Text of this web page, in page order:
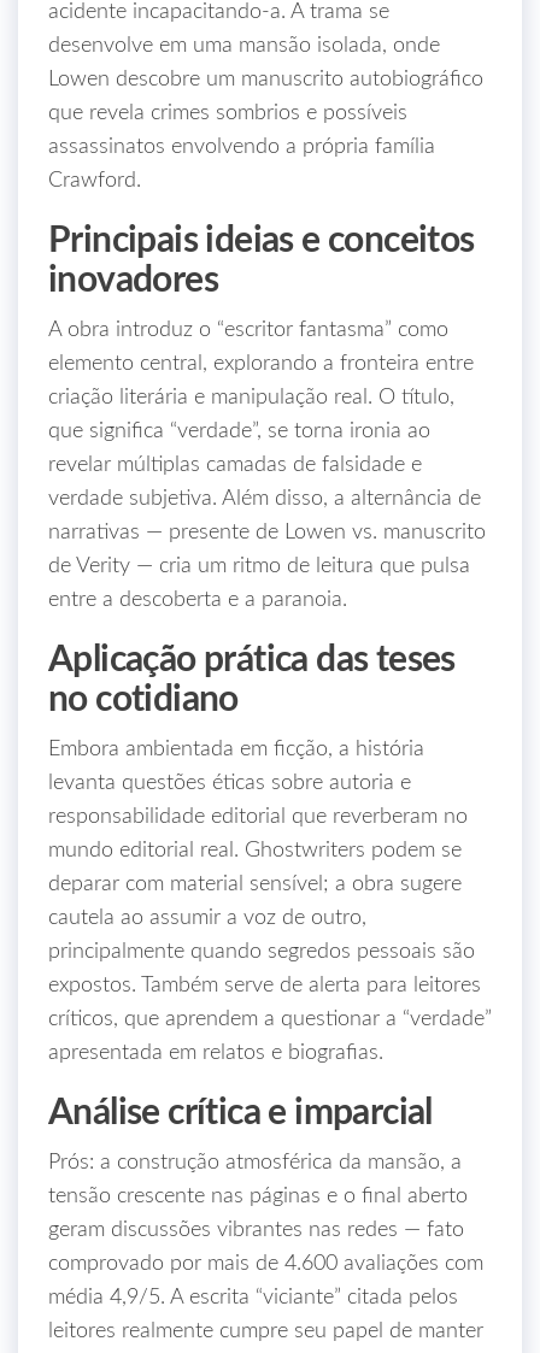
acidente incapacitando-a. A trama se
desenvolve em uma mansão isolada, onde
Lowen descobre um manuscrito autobiográfico
que revela crimes sombrios e possíveis
assassinatos envolvendo a própria família
Crawford.
Principais ideias e conceitos
inovadores
A obra introduz o “escritor fantasma” como
elemento central, explorando a fronteira entre
criação literária e manipulação real. O título,
que significa “verdade”, se torna ironia ao
revelar múltiplas camadas de falsidade e
verdade subjetiva. Além disso, a alternância de
narrativas — presente de Lowen vs. manuscrito
de Verity — cria um ritmo de leitura que pulsa
entre a descoberta e a paranoia.
Aplicação prática das teses
no cotidiano
Embora ambientada em ficção, a história
levanta questões éticas sobre autoria e
responsabilidade editorial que reverberam no
mundo editorial real. Ghostwriters podem se
deparar com material sensível; a obra sugere
cautela ao assumir a voz de outro,
principalmente quando segredos pessoais são
expostos. Também serve de alerta para leitores
críticos, que aprendem a questionar a “verdade”
apresentada em relatos e biografias.
Análise crítica e imparcial
Prós: a construção atmosférica da mansão, a
tensão crescente nas páginas e o final aberto
geram discussões vibrantes nas redes — fato
comprovado por mais de 4.600 avaliações com
média 4,9/5. A escrita “viciante” citada pelos
leitores realmente cumpre seu papel de manter